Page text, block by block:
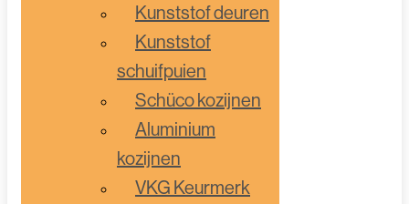
Kunststof deuren
Kunststof
schuifpuien
Schüco kozijnen
Aluminium
kozijnen
VKG Keurmerk